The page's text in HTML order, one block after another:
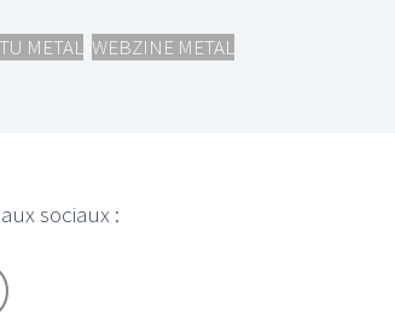
METAL WEBZINE METAL
sociaux :